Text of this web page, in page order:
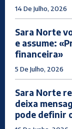
14 De Julho, 2026
Sara Norte
e assume:
financeira»
5 De Julho, 2026
Sara Norte
deixa
pode definir